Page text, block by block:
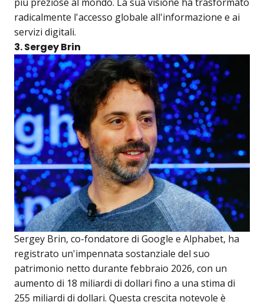
radicalmente l'accesso globale all'informazione e ai
servizi digitali.
3. Sergey Brin
Sergey Brin, co-fondatore di Google e Alphabet, ha
registrato un'impennata sostanziale del suo
patrimonio netto durante febbraio 2026, con un
aumento di 18 miliardi di dollari fino a una stima di
255 miliardi di dollari. Questa crescita notevole è